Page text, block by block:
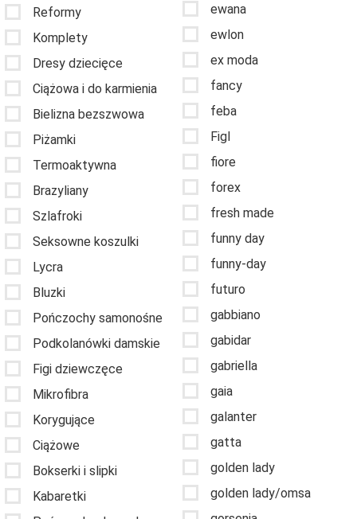
Reformy
Komplety
Dresy dziecięce
Ciążowa i do karmienia
Bielizna bezszwowa
Piżamki
Termoaktywna
Brazyliany
Szlafroki
Seksowne koszulki
Lycra
Bluzki
Pończochy samonośne
Podkolanówki damskie
Figi dziewczęce
Mikrofibra
Korygujące
Ciążowe
Bokserki i slipki
Kabaretki
ewana
ewlon
ex moda
fancy
feba
Figl
fiore
forex
fresh made
funny day
funny-day
futuro
gabbiano
gabidar
gabriella
gaia
galanter
gatta
golden lady
golden lady/omsa